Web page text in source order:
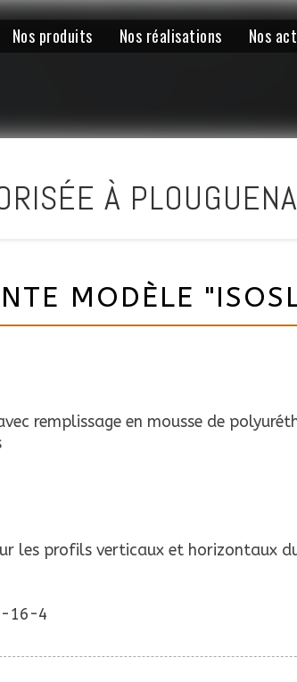
Nos produits Nos réalisations Nos
À
MODÈLE
remplissage en mousse de
les profils verticaux et horizontaux
16-4